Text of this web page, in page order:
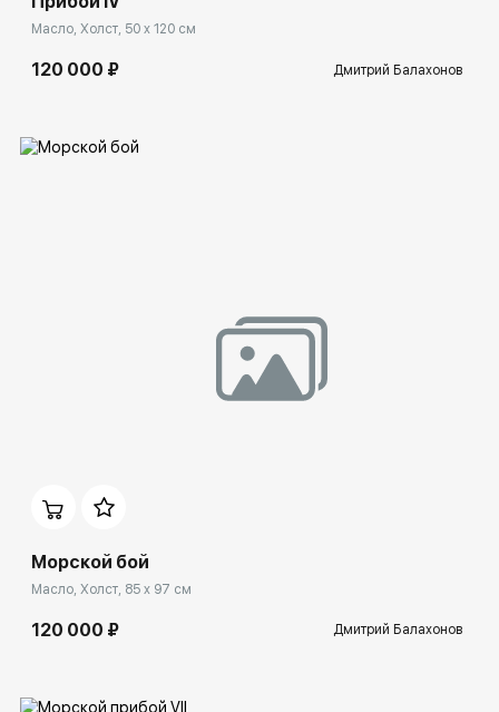
Масло, Холст, 50 x 120 см
120 000 ₽ Дмитрий Балахонов
Морской бой
Масло, Холст, 85 x 97 см
120 000 ₽ Дмитрий Балахонов